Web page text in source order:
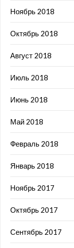
Ноябрь 2018
Октябрь 2018
Август 2018
Июль 2018
Июнь 2018
Май 2018
Февраль 2018
Январь 2018
Ноябрь 2017
Октябрь 2017
Сентябрь 2017